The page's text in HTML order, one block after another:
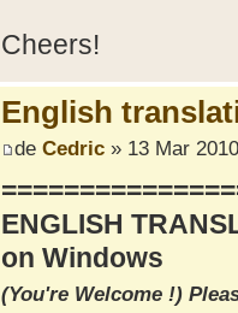
Cheers!
English
de Cedric» 13 Mar
ENGLISH
on Windows
(You're Welcome !)